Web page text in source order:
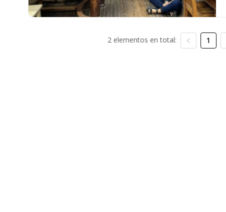
2 elementos en total: 1